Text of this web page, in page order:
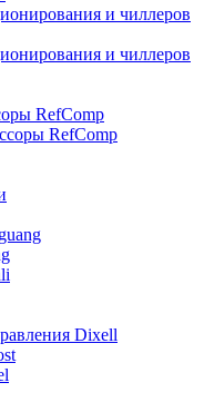
и чиллеров
и чиллеров
RefComp
RefComp
Dixell